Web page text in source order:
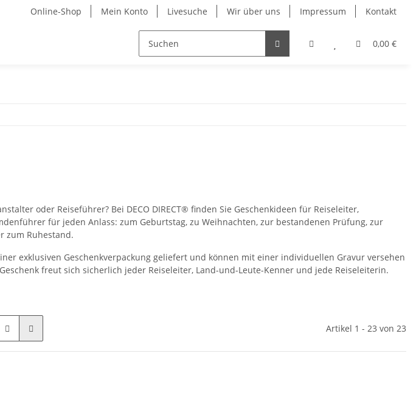
Online-Shop Mein Konto Livesuche Wir über uns Impressum Kontakt
0,00 €
oder Reiseführer? Bei DECO DIRECT® finden Sie Geschenkideen für Reiseleiter,
für jeden Anlass: zum Geburtstag, zu Weihnachten, zur bestandenen Prüfung, zur
zum Ruhestand.
exklusiven Geschenkverpackung geliefert und können mit einer individuellen Gravur versehen
freut sich sicherlich jeder Reiseleiter, Land-und-Leute-Kenner und jede Reiseleiterin.
Artikel 1 - 23 von 23